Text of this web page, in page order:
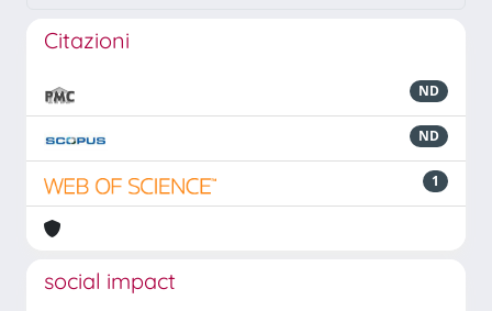
Citazioni
ND
ND
1
social impact